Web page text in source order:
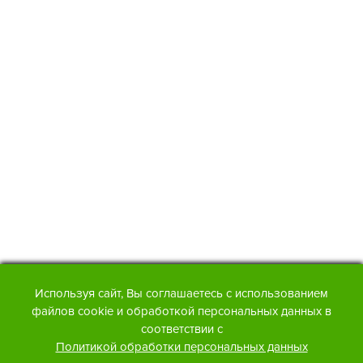
Используя сайт, Вы соглашаетесь с использованием
файлов cookie и обработкой персональных данных в
соответствии с
Политикой обработки персональных данных